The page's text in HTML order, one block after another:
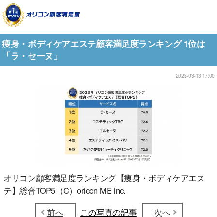
痩身・ボディケアエステ顧客満足度ランキング 1位は
「ラ・セーヌ」
2023-03-13 17:00
オリコン顧客満足度ランキング【痩身・ボディケアエス
テ】総合TOP5（C）oricon ME inc.
前へ
この写真の記事 次へ